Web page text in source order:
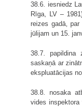
38.6. iesniedz
Rīga, LV –
reizes gadā,
jūlijam un 15.
38.7. papildina
saskaņā ar
ekspluatācijas
38.8. nosaka
vides